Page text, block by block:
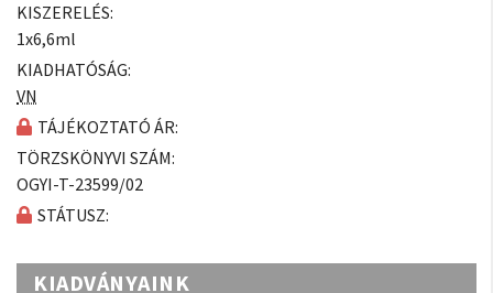
KISZERELÉS:
1x6,6ml
KIADHATÓSÁG:
VN
TÁJÉKOZTATÓ ÁR:
TÖRZSKÖNYVI SZÁM:
OGYI-T-23599/02
STÁTUSZ:
KIADVÁNYAINK